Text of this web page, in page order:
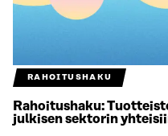
RAHOITUSHAKU
Rahoitushaku:
julkisen sektorin